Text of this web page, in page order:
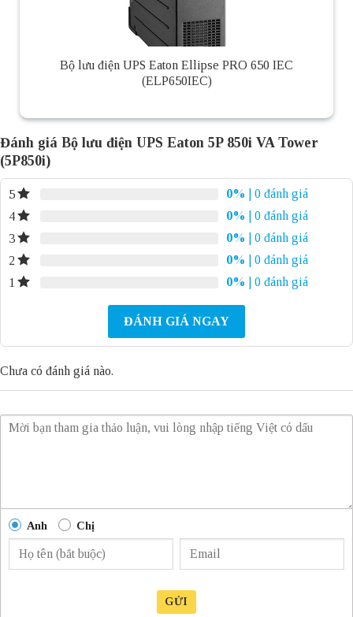
Bộ lưu điện UPS Eaton Ellipse PRO 650 IEC
(ELP650IEC)
Đánh giá Bộ lưu điện UPS Eaton 5P 850i VA Tower
(5P850i)
5 0%
| 0 đánh giá
4
0%
| 0 đánh giá
3
0%
| 0 đánh giá
2
0%
| 0 đánh giá
1
0% | 0 đánh giá
ĐÁNH GIÁ NGAY
Chưa có đánh giá nào.
Anh Chị
GỬI